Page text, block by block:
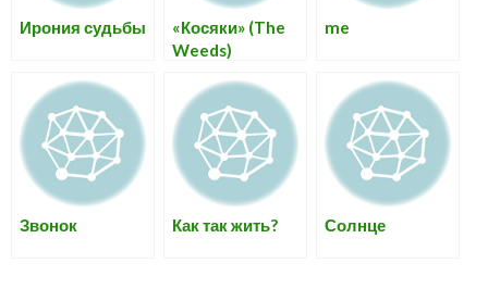
Ирония судьбы
«Косяки» (The
Weeds)
me
Звонок Как так жить? Солнце